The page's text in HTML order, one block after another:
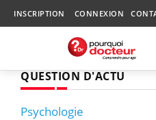
INSCRIPTION CONNEXION
QUESTION D'ACTU
Psychologie